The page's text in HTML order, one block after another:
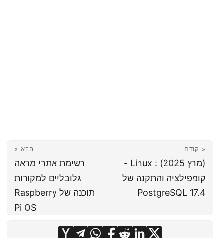
« קודם
(מרץ 2025) : Linux -
קומפילציה והתקנה של
PostgreSQL 17.4
הבא »
רשימת אתרי מראה
גלובליים למקורות
תוכנה של Raspberry
Pi OS